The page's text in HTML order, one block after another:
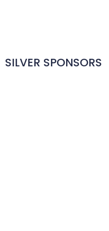
SILVER SPONSORS